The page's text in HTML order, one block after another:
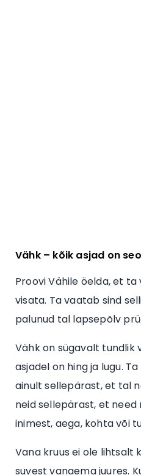
Vähk – kõik asjad on
Proovi Vähile öelda, et
visata. Ta vaatab sind
palunud tal lapsepõlv
Vähk on sügavalt tundlik
asjadel on hing ja lugu.
ainult sellepärast, et tal
neid sellepärast, et
inimest, aega, kohta või
Vana kruus ei ole lihtsalt
suvest vanaema juures.